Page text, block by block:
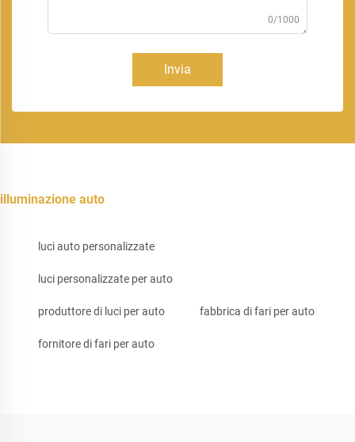
0/1000
Invia
illuminazione auto
luci auto personalizzate
luci personalizzate per auto
produttore di luci per auto fabbrica di fari per auto
fornitore di fari per auto